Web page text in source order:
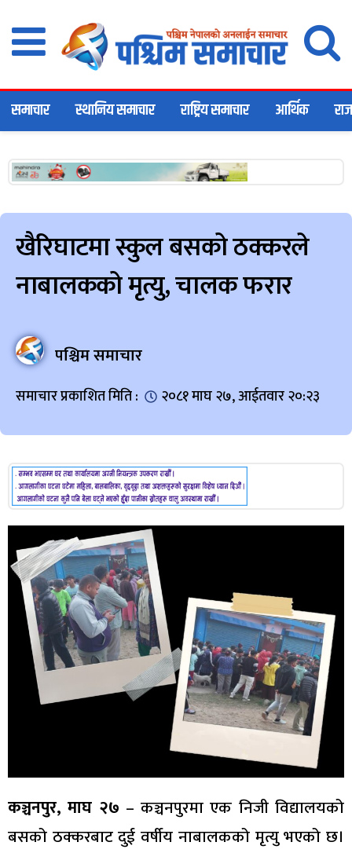
समाचार स्थानिय समाचार राष्ट्रिय समाचार आर्थिक
खैरिघाटमा स्कुल बसको ठक्करले
नाबालकको मृत्यु, चालक फरार
पश्चिम समाचार
समाचार प्रकाशित मिति : २०८१ माघ २७, आईतवार २०:२३
कञ्चनपुर, माघ २७ – कञ्चनपुरमा एक निजी विद्यालयको
बसको ठक्करबाट दुई वर्षीय नाबालकको मृत्यु भएको छ।